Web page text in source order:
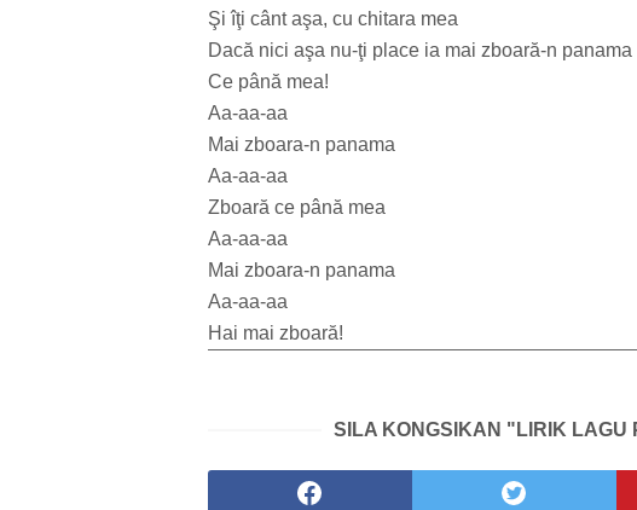
Şi îţi cânt aşa, cu chitara mea
Dacă nici aşa nu-ţi place ia mai zboară-n panama
Ce până mea!
Aa-aa-aa
Mai zboara-n panama
Aa-aa-aa
Zboară ce până mea
Aa-aa-aa
Mai zboara-n panama
Aa-aa-aa
Hai mai zboară!
SILA KONGSIKAN "LIRIK LAGU